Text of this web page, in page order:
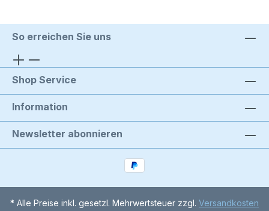
So erreichen Sie uns
Shop Service
Information
Newsletter abonnieren
* Alle Preise inkl. gesetzl. Mehrwertsteuer zzgl. Versandkosten